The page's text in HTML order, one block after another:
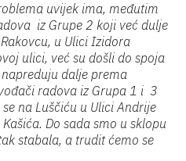
uvijek ima, međutim
iz Grupe 2 koji već dulje
u Ulici Izidora
ulici, već su došli do spoja
dalje prema
radova iz Grupa 1 i 3
na Luščiću u Ulici Andrije
Do sada smo u sklopu
stabala, a trudit ćemo se